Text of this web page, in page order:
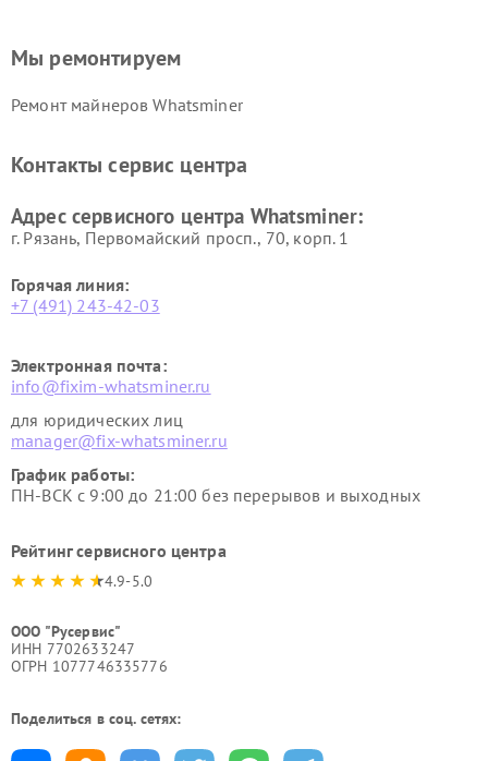
Мы ремонтируем
Ремонт майнеров Whatsminer
Контакты сервис центра
Адрес сервисного центра Whatsminer:
г. Рязань, Первомайский просп., 70, корп. 1
Горячая линия:
+7 (491) 243-42-03
Электронная почта:
info@fixim-whatsminer.ru
для юридических лиц
manager@fix-whatsminer.ru
График работы:
ПН-ВСК с 9:00 до 21:00 без перерывов и выходных
Рейтинг сервисного центра
4.9-5.0
ООО "Русервис"
ИНН 7702633247
ОГРН 1077746335776
Поделиться в соц. сетях: